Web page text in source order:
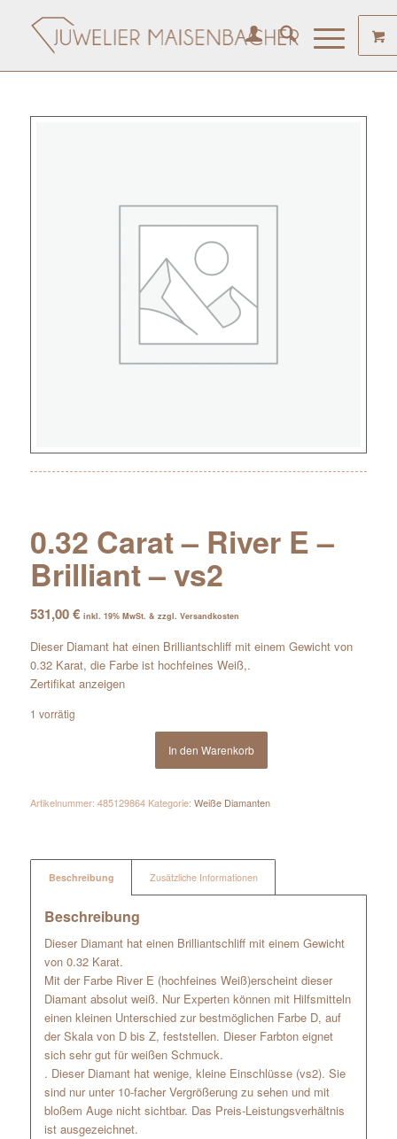
0.32 Carat – River E –
Brilliant – vs2
531,00€ inkl. 19% MwSt. & zzgl. Versandkosten
Dieser Diamant hat einen Brilliantschliff mit einem Gewicht von
0.32 Karat, die Farbe ist hochfeines Weiß,.
Zertifikat anzeigen
1 vorrätig
In den Warenkorb
Artikelnummer: 485129864 Kategorie: Weiße Diamanten
Beschreibung Zusätzliche Informationen
Beschreibung
Dieser Diamant hat einen Brilliantschliff mit einem Gewicht
von 0.32 Karat.
Mit der Farbe River E (hochfeines Weiß)erscheint dieser
Diamant absolut weiß. Nur Experten können mit Hilfsmitteln
einen kleinen Unterschied zur bestmöglichen Farbe D, auf
der Skala von D bis Z, feststellen. Dieser Farbton eignet
sich sehr gut für weißen Schmuck.
. Dieser Diamant hat wenige, kleine Einschlüsse (vs2). Sie
sind nur unter 10-facher Vergrößerung zu sehen und mit
bloßem Auge nicht sichtbar. Das Preis-Leistungsverhältnis
ist ausgezeichnet.